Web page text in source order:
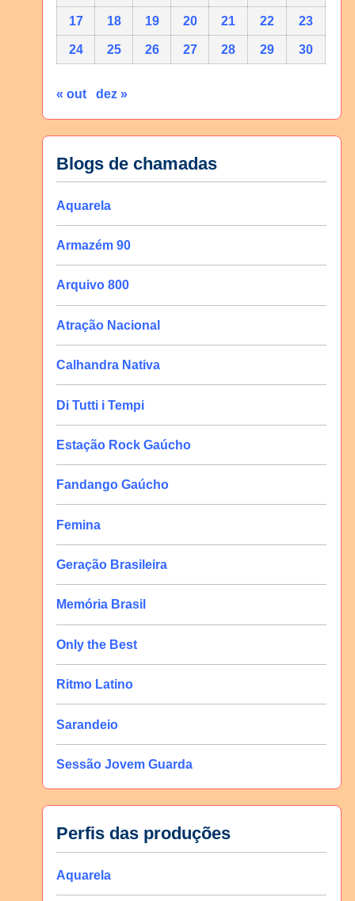
17 18 19 20 21 22 23
24 25 26 27 28 29 30
« out dez »
Blogs de chamadas
Aquarela
Armazém 90
Arquivo 800
Atração Nacional
Calhandra Nativa
Di Tutti i Tempi
Estação Rock Gaúcho
Fandango Gaúcho
Femina
Geração Brasileira
Memória Brasil
Only the Best
Ritmo Latino
Sarandeio
Sessão Jovem Guarda
Perfis das produções
Aquarela